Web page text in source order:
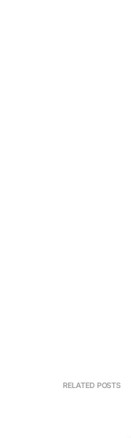
RELATED POSTS